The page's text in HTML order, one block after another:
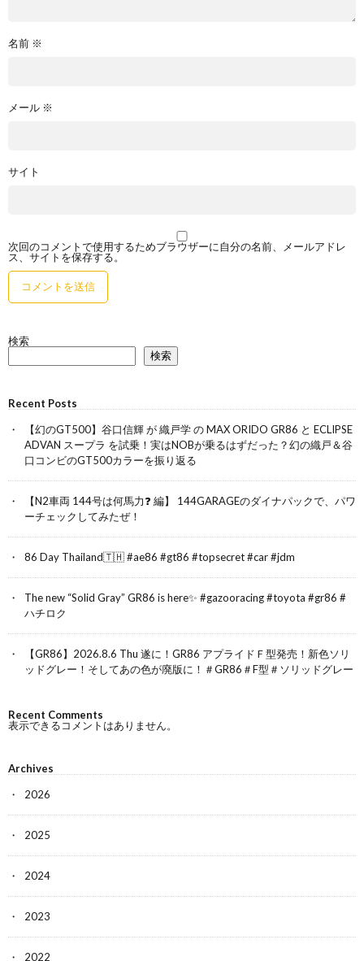
名前 ※
メール ※
サイト
次回のコメントで使用するためブラウザーに自分の名前、メールアドレ
ス、サイトを保存する。
検索
検索
Recent Posts
【幻のGT500】谷口信輝 が 織戸学 の MAX ORIDO GR86 と ECLIPSE
ADVAN スープラ を試乗！実はNOBが乗るはずだった？幻の織戸＆谷
口コンビのGT500カラーを振り返る
【N2車両 144号は何馬力❓ 編】 144GARAGEのダイナパックで、パワ
ーチェックしてみたぜ！
86 Day Thailand🇹🇭 #ae86 #gt86 #topsecret #car #jdm
The new “Solid Gray” GR86 is here✨ #gazooracing #toyota #gr86 #
ハチロク
【GR86】2026.8.6 Thu 遂に！GR86 アプライドＦ型発売！新色ソリ
ッドグレー！そしてあの色が廃版に！＃GR86＃F型＃ソリッドグレー
Recent Comments
表示できるコメントはありません。
Archives
2026
2025
2024
2023
2022